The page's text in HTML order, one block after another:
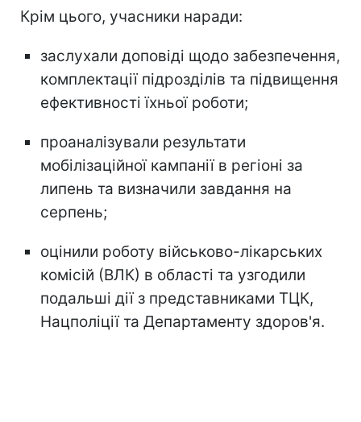
Крім цього, учасники наради:
заслухали доповіді щодо забезпечення,
комплектації підрозділів та підвищення
ефективності їхньої роботи;
проаналізували результати
мобілізаційної кампанії в регіоні за
липень та визначили завдання на
серпень;
оцінили роботу військово-лікарських
комісій (ВЛК) в області та узгодили
подальші дії з представниками ТЦК,
Нацполіції та Департаменту здоров'я.